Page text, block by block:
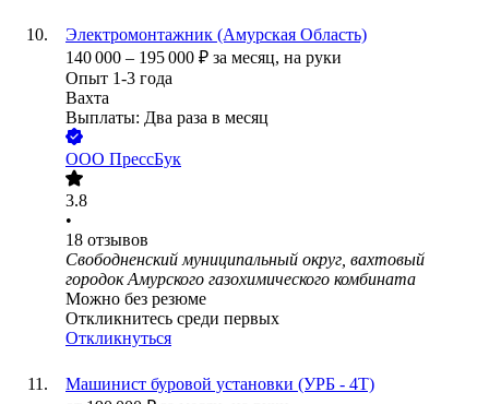
Электромонтажник (Амурская Область)
140 000 – 195 000 ₽ за месяц, на руки
Опыт 1-3 года
Вахта
Выплаты: Два раза в месяц
ООО ПрессБук
3.8
•
18 отзывов
Свободненский муниципальный округ, вахтовый
городок Амурского газохимического комбината
Можно без резюме
Откликнитесь среди первых
Откликнуться
Машинист буровой установки (УРБ - 4Т)